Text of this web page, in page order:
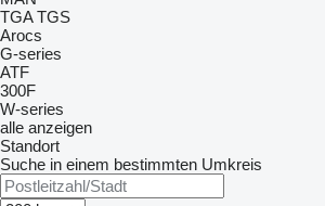
TGA TGS
Arocs
G-series
ATF
300F
W-series
alle anzeigen
Standort
Suche in einem bestimmten Umkreis